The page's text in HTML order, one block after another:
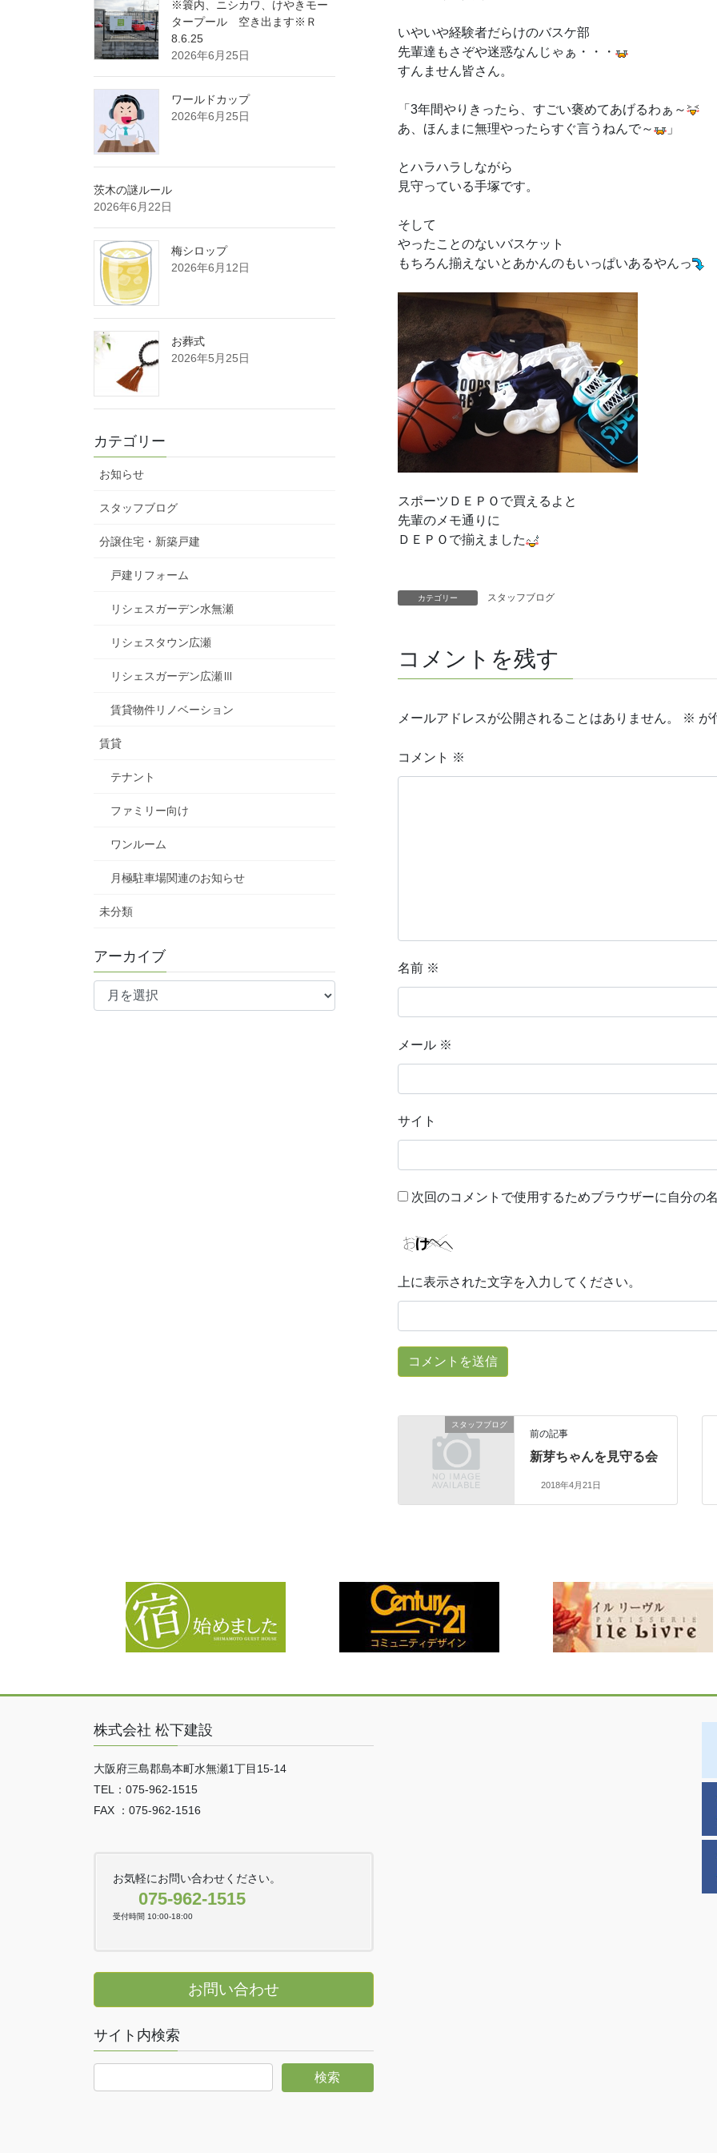
いやいや経験者だらけのバスケ部
先輩達もさぞや迷惑なんじゃぁ・・・
すんません皆さん。
「3年間やりきったら、すごい褒めてあげるわぁ～
あ、ほんまに無理やったらすぐ言うねんで～
」
とハラハラしながら
見守っている手塚です。
そして
やったことのないバスケット
もちろん揃えないとあかんのもいっぱいあるやんっ
スポーツＤＥＰＯで買えるよと
先輩のメモ通りに
ＤＥＰＯで揃えました
カテゴリー スタッフブログ
コメントを残す
メールアドレスが公開されることはありません。 ※ が
コメント ※
名前 ※
メール ※
サイト
次回のコメントで使用するためブラウザーに自分の
上に表示された文字を入力してください。
スタッフブログ
前の記事
新芽ちゃんを見守る会
2018年4月21日
※簑内、ニシカワ、けやきモー
タープール 空き出ます※Ｒ
8.6.25
2026年6月25日
ワールドカップ
2026年6月25日
茨木の謎ルール
2026年6月22日
梅シロップ
2026年6月12日
お葬式
2026年5月25日
カテゴリー
お知らせ
スタッフブログ
分譲住宅・新築戸建
戸建リフォーム
リシェスガーデン水無瀬
リシェスタウン広瀬
リシェスガーデン広瀬Ⅲ
賃貸物件リノベーション
賃貸
テナント
ファミリー向け
ワンルーム
月極駐車場関連のお知らせ
未分類
アーカイブ
ア
株式会社 松下建設
大阪府三島郡島本町水無瀬1丁目15-14
TEL：075-962-1515
FAX ：075-962-1516
お気軽にお問い合わせください。
075-962-1515
受付時間 10:00-18:00
お問い合わせ
サイト内検索